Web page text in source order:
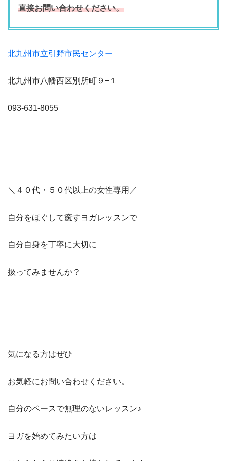
直接お問い合わせください。
北九州市立引野市民センター
北九州市八幡西区別所町９−１
093-631-8055
＼４０代・５０代以上の女性専用／
自分をほぐして癒すヨガレッスンで
自分自身を丁寧に大切に
扱ってみませんか？
気になる方はぜひ
お気軽にお問い合わせください。
自分のペースで無理のないレッスン♪
ヨガを始めてみたい方は